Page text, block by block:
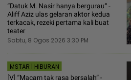
“Datuk M. Nasir hanya bergurau“ -
Aliff Aziz ulas gelaran aktor kedua
terkacak, rezeki pertama kali buat
teater
Sabtu, 8 Ogos 2026 3:30 PM
MSTAR | HIBURAN
[V] “Macam tak rasa bersalah“ -